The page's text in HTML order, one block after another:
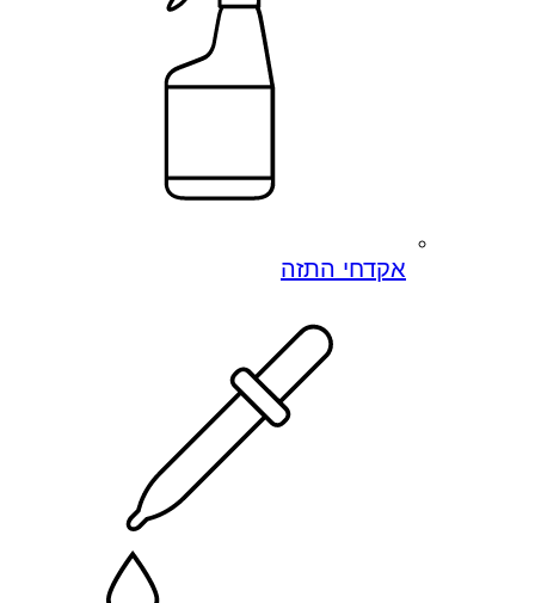
אקדחי התזה